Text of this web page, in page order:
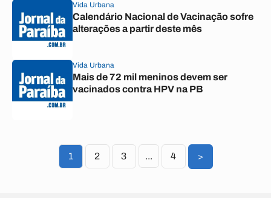
Vida Urbana
Calendário Nacional de Vacinação sofre
alterações a partir deste mês
Vida Urbana
Mais de 72 mil meninos devem ser
vacinados contra HPV na PB
1 2 3 ... 4 >